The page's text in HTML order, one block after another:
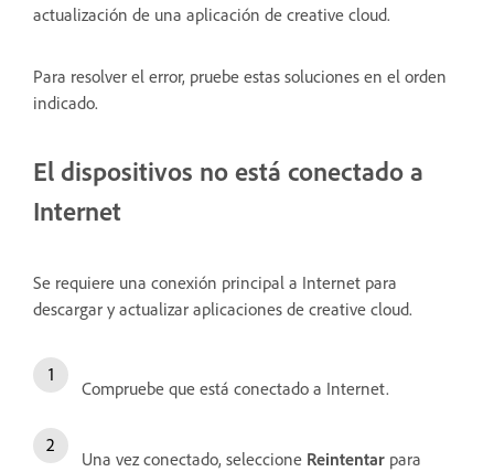
actualización de una aplicación de creative cloud.
Para resolver el error, pruebe estas soluciones en el orden
indicado.
El dispositivos no está conectado a
Internet
Se requiere una conexión principal a Internet para
descargar y actualizar aplicaciones de creative cloud.
Compruebe que está conectado a Internet.
Una vez conectado, seleccione Reintentar para